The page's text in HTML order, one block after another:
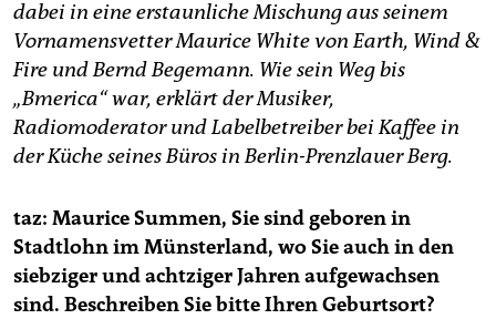
dabei in eine erstaunliche Mischung aus seinem
Vornamensvetter Maurice White von Earth, Wind &
Fire und Bernd Begemann. Wie sein Weg bis
„Bmerica“ war, erklärt der Musiker,
Radiomoderator und Labelbetreiber bei Kaffee in
der Küche seines Büros in Berlin-Prenzlauer Berg.
taz: Maurice Summen, Sie sind geboren in
Stadtlohn im Münsterland, wo Sie auch in den
siebziger und achtziger Jahren aufgewachsen
sind. Beschreiben Sie bitte Ihren Geburtsort?